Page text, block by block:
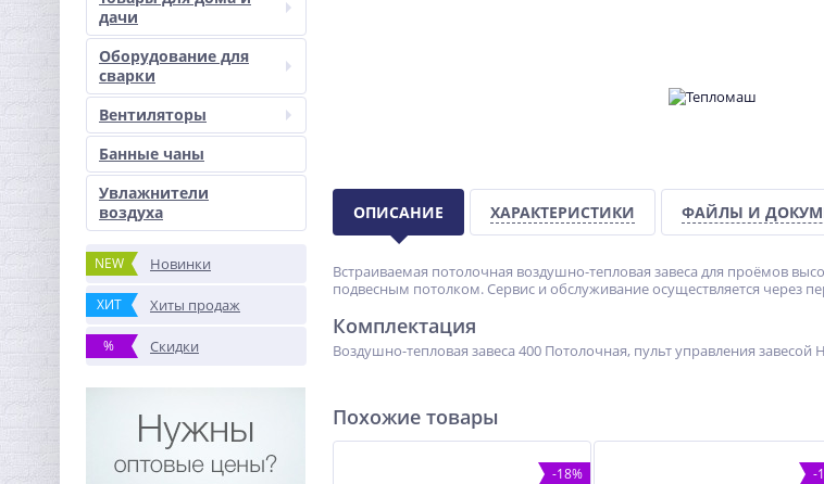
дачи
Оборудование для
сварки
Вентиляторы
Банные чаны
Увлажнители
воздуха
NEW Новинки
ХИТ Хиты продаж
% Скидки
ОПИСАНИЕ ХАРАКТЕРИСТИКИ ФАЙЛЫ И
Встраиваемая потолочная воздушно-тепловая завеса для проёмов
подвесным потолком. Сервис и обслуживание осуществляется через
Комплектация
Воздушно-тепловая завеса 400 Потолочная, пульт управления завесой
Похожие товары
-18% -